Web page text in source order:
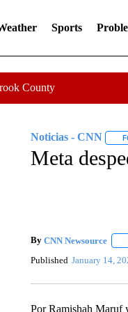
Sports
County
Noticias - CNN
Meta
By CNN Newsource
Published January 14,
Por Ramishah